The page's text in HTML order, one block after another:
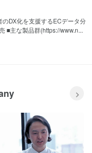
DX化を支援するECデータ分
■主な製品群(https://www.n...